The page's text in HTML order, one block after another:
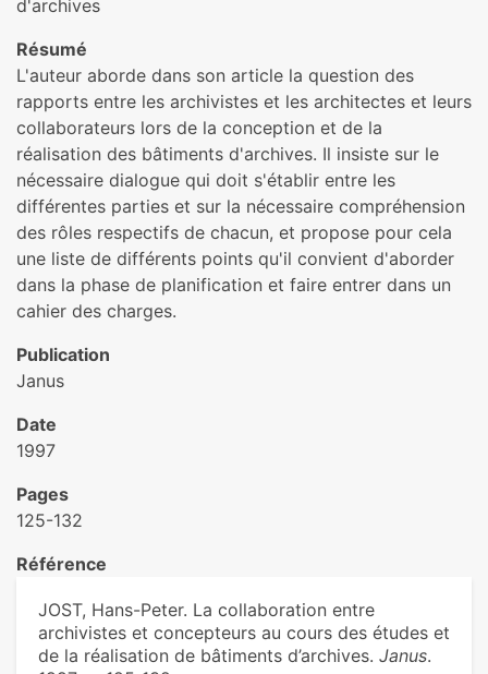
d'archives
Résumé
L'auteur aborde dans son article la question des
rapports entre les archivistes et les architectes et leurs
collaborateurs lors de la conception et de la
réalisation des bâtiments d'archives. Il insiste sur le
nécessaire dialogue qui doit s'établir entre les
différentes parties et sur la nécessaire compréhension
des rôles respectifs de chacun, et propose pour cela
une liste de différents points qu'il convient d'aborder
dans la phase de planification et faire entrer dans un
cahier des charges.
Publication
Janus
Date
1997
Pages
125-132
Référence
JOST, Hans-Peter. La collaboration entre
archivistes et concepteurs au cours des études et
de la réalisation de bâtiments d’archives. Janus.